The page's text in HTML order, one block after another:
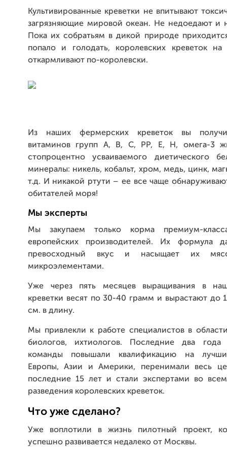
Культивированные креветки не впитывают
загрязняющие мировой океан. Не недоедают и
Пока их собратьям в дикой природе
попало и голодать, королевских креветок
откармливают по-королевски.
Из наших фермерских креветок вы
витаминов групп А, B, C, PP, E, H, омега-3
стопроцентно усваиваемого диетического
минералы: никель, кобальт, хром, медь, цинк,
т.д. И никакой ртути – ее все чаще
обитателей моря!
Мы эксперты
Мы закупаем только корма премиум-
европейских производителей. Их формула
превосходный вкус и насыщает их
микроэлементами.
Уже через пять месяцев выращивания в
креветки весят по 30-40 грамм и вырастают до
см. в длину.
Мы привлекли к работе специалистов в
биологов, ихтиологов. Последние два
команды повышали квалификацию на
Европы, Азии и Америки, перенимали весь
последние 15 лет и стали экспертами во
разведения королевских креветок.
Что уже сделано?
Уже воплотили в жизнь пилотный проект,
успешно развивается недалеко от Москвы.